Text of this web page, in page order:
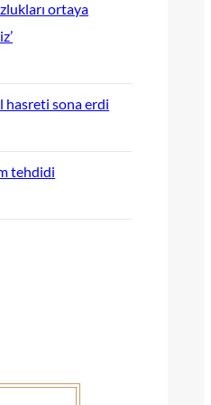
ortaya
hasreti sona erdi
tehdidi